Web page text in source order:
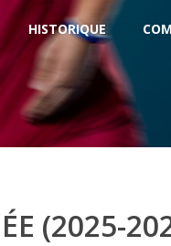
HISTORIQUE
(2025-